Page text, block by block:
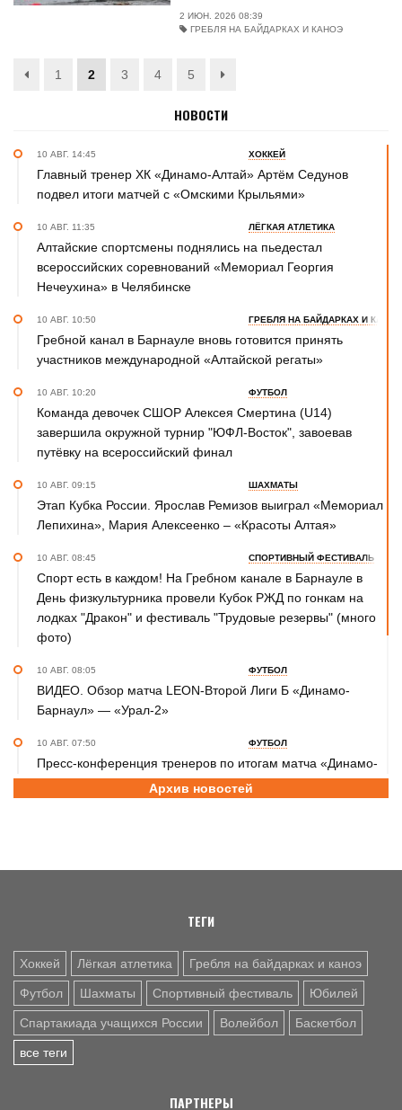
2 ИЮН. 2026 08:39
ГРЕБЛЯ НА БАЙДАРКАХ И КАНОЭ
1 2 3 4 5
НОВОСТИ
10 АВГ. 14:45 ХОККЕЙ
Главный тренер ХК «Динамо-Алтай» Артём Седунов
подвел итоги матчей с «Омскими Крыльями»
10 АВГ. 11:35 ЛЁГКАЯ АТЛЕТИКА
Алтайские спортсмены поднялись на пьедестал
всероссийских соревнований «Мемориал Георгия
Нечеухина» в Челябинске
10 АВГ. 10:50 ГРЕБЛЯ НА БАЙДАРКАХ И КАНОЭ
Гребной канал в Барнауле вновь готовится принять
участников международной «Алтайской регаты»
10 АВГ. 10:20 ФУТБОЛ
Команда девочек СШОР Алексея Смертина (U14)
завершила окружной турнир "ЮФЛ-Восток", завоевав
путёвку на всероссийский финал
10 АВГ. 09:15 ШАХМАТЫ
Этап Кубка России. Ярослав Ремизов выиграл «Мемориал
Лепихина», Мария Алексеенко – «Красоты Алтая»
10 АВГ. 08:45 СПОРТИВНЫЙ ФЕСТИВАЛЬ
Спорт есть в каждом! На Гребном канале в Барнауле в
День физкультурника провели Кубок РЖД по гонкам на
лодках "Дракон" и фестиваль "Трудовые резервы" (много
фото)
10 АВГ. 08:05 ФУТБОЛ
ВИДЕО. Обзор матча LEON-Второй Лиги Б «Динамо-
Барнаул» — «Урал-2»
10 АВГ. 07:50 ФУТБОЛ
Пресс-конференция тренеров по итогам матча «Динамо-
Барнаул» - «Урал-2»
втором предсезонном матче - 1:6
Архив новостей
ТЕГИ
Хоккей Лёгкая атлетика Гребля на байдарках и каноэ
Футбол Шахматы Спортивный фестиваль Юбилей
Спартакиада учащихся России Волейбол Баскетбол
все теги
ПАРТНЕРЫ